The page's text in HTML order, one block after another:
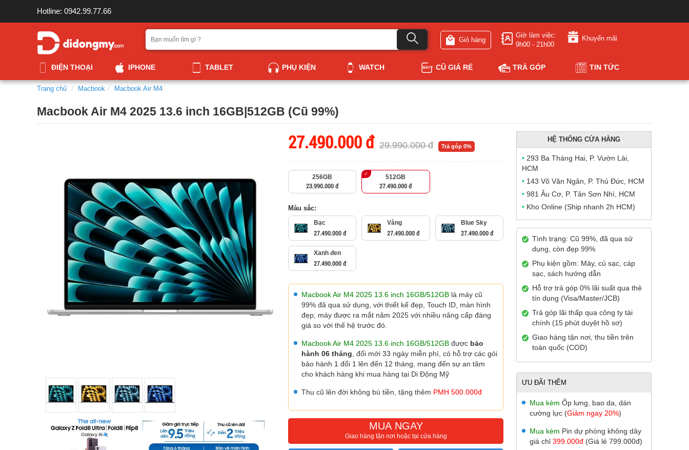
Hotline: 0942.99.77.66
Giỏ hàng
Giờ làm việc:
9h00 - 21h00
Khuyến mãi
ĐIỆN THOẠI IPHONE TABLET PHỤ KIỆN WATCH CŨ GIÁ RẺ TRẢ GÓP TIN TỨC
Trang chủ Macbook Macbook Air M4
Macbook Air M4 2025 13.6 inch 16GB|512GB (Cũ 99%)
27.490.000 đ 29.990.000 đ Trả góp 0%
256GB
23.990.000 đ
512GB
27.490.000 đ
Màu sắc:
Bạc
27.490.000 đ
Vàng
27.490.000 đ
Blue Sky
27.490.000 đ
Xanh đen
27.490.000 đ
Macbook Air M4 2025 13.6 inch 16GB/512GB là máy cũ
99% đã qua sử dụng, với thiết kế đẹp, Touch ID, màn hình
đẹp, máy được ra mắt năm 2025 với nhiều nâng cấp đáng
giá so với thế hệ trước đó.
Macbook Air M4 2025 13.6 inch 16GB/512GB được bảo
hành 06 tháng , đổi mới 33 ngày miễn phí, có hỗ trợ các gói
bảo hành 1 đổi 1 lên đến 12 tháng, mang đến sự an tâm
cho khách hàng khi mua hàng tại Di Động Mỹ
Thu cũ lên đời không bù tiền, tặng thêm PMH 500.000đ
MUA NGAY
Giao hàng tận nơi hoặc tại cửa hàng
HỆ THỐNG CỬA HÀNG
• 293 Ba Tháng Hai, P. Vườn Lài,
HCM
• 143 Võ Văn Ngân, P. Thủ Đức, HCM
• 981 Âu Cơ, P. Tân Sơn Nhì, HCM
• Kho Online (Ship nhanh 2h HCM)
Tình trạng: Cũ 99%, đã qua sử
dụng, còn đẹp 99%
Phụ kiện gồm: Máy, củ sạc, cáp
sạc, sách hướng dẫn
Hỗ trợ trả góp 0% lãi suất qua thẻ
tín dụng (Visa/Master/JCB)
Trả góp lãi thấp qua công ty tài
chính (15 phút duyệt hồ sơ)
Giao hàng tận nơi, thu tiền trên
toàn quốc (COD)
ƯU ĐÃI THÊM
Mua kèm Ốp lưng, bao da, dán
cường lực (Giảm ngay 20%)
Mua kèm Pin dự phòng không dây
giá chỉ 399.000đ (Giá lẻ 799.000đ)